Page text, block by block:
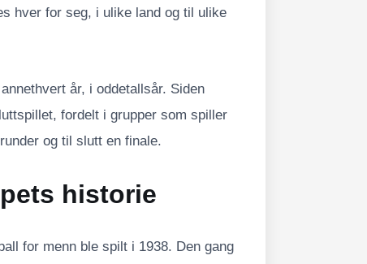
hver for seg, i ulike land og til ulike
år, i oddetallsår. Siden
fordelt i grupper som spiller
og til slutt en finale.
historie
for menn ble spilt i 1938. Den gang